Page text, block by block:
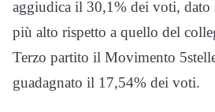
aggiudica il 30,1% dei voti, dato
più alto rispetto a quello del
Terzo partito il Movimento
guadagnato il 17,54% dei voti.